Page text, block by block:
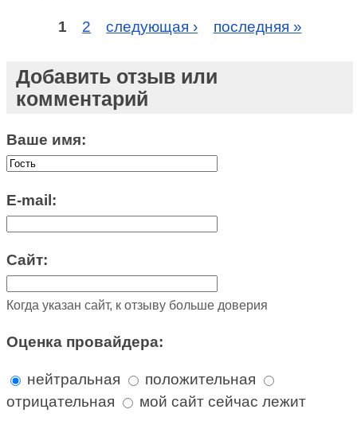
1 2 следующая › последняя »
Добавить отзыв или
комментарий
Ваше имя:
E-mail:
Сайт:
Когда указан сайт, к отзыву больше доверия
Оценка провайдера:
нейтральная
положительная
отрицательная
мой сайт сейчас лежит